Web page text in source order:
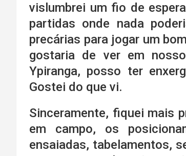
vislumbrei um fio de
partidas onde nada
precárias para jogar um
gostaria de ver em
Ypiranga, posso ter
Gostei do que vi.
Sinceramente, fiquei mais
em campo, os
ensaiadas, tabelamentos,